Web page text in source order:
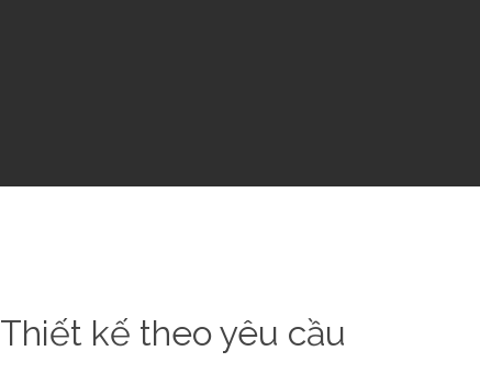
Thiết kế theo yêu cầu